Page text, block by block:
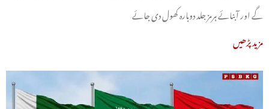
گے اور آبنائے ہرمز جلد دوبارہ کھول دی جائے
مزید پڑھیں